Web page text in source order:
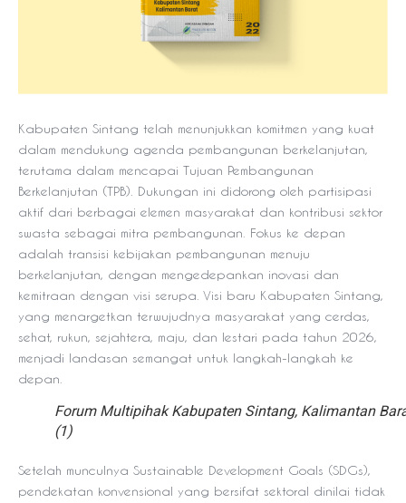
Kabupaten Sintang telah menunjukkan komitmen yang kuat
dalam mendukung agenda pembangunan berkelanjutan,
terutama dalam mencapai Tujuan Pembangunan
Berkelanjutan (TPB). Dukungan ini didorong oleh partisipasi
aktif dari berbagai elemen masyarakat dan kontribusi sektor
swasta sebagai mitra pembangunan. Fokus ke depan
adalah transisi kebijakan pembangunan menuju
berkelanjutan, dengan mengedepankan inovasi dan
kemitraan dengan visi serupa. Visi baru Kabupaten Sintang,
yang menargetkan terwujudnya masyarakat yang cerdas,
sehat, rukun, sejahtera, maju, dan lestari pada tahun 2026,
menjadi landasan semangat untuk langkah-langkah ke
depan.
Forum Multipihak Kabupaten Sintang, Kalimantan
(1)
Setelah munculnya Sustainable Development Goals (SDGs),
pendekatan konvensional yang bersifat sektoral dinilai tidak